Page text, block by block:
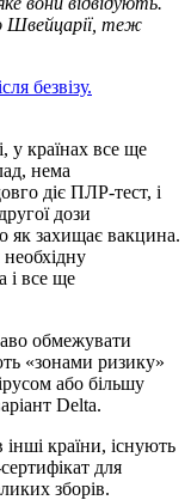
Швейцарії, теж
безвізу.
у країнах все ще
нема
діє ПЛР-тест, і
дози
як захищає вакцина.
і все ще
обмежувати
«зонами ризику»
або більшу
Delta.
країни, існують
для
зборів.